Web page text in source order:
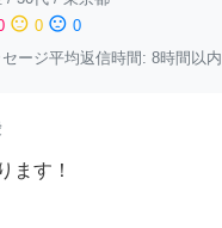
sentiment_neutral 0 sentiment_dissatisfied 0
セージ平均返信時間: 8時間以内
ます！